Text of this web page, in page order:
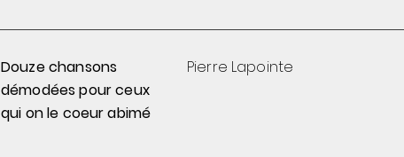
Douze chansons
démodées pourceux
qui on le coeur abimé
Pierre Lapointe